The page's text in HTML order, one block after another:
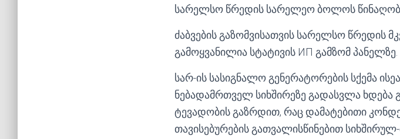
სარელსო წრედის სარელეო ბოლოს
ძაბვების გაზომვისათვის სარელსო წრედის
გამოყვანილია სტატივის ИП გამზომ პანელზე.
სარ-ის სასიგნალო გენერატორების სქემა
ნებადამრთველ სიხშირეზე გადასვლა
ტევადობის გაზრდით, რაც დამატებითი
თავისებურების გათვალისწინებით